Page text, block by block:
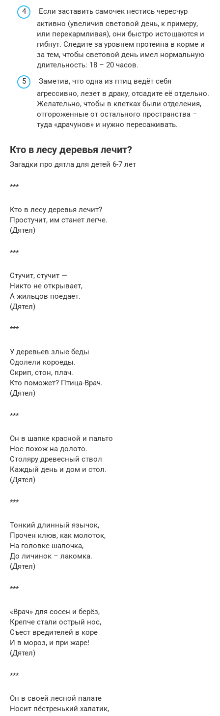
Если заставить самочек нестись чересчур
активно (увеличив световой день, к примеру,
или перекармливая), они быстро истощаются и
гибнут. Следите за уровнем протеина в корме и
за тем, чтобы световой день имел нормальную
длительность: 18 – 20 часов.
Заметив, что одна из птиц ведёт себя
агрессивно, лезет в драку, отсадите её отдельно.
Желательно, чтобы в клетках были отделения,
отгороженные от остального пространства –
туда «драчунов» и нужно пересаживать.
Кто в лесу деревья лечит?
Загадки про дятла для детей 6-7 лет
***
Кто в лесу деревья лечит?
Простучит, им станет легче.
(Дятел)
***
Стучит, стучит —
Никто не открывает,
А жильцов поедает.
(Дятел)
***
У деревьев злые беды
Одолели короеды.
Скрип, стон, плач.
Кто поможет? Птица-Врач.
(Дятел)
***
Он в шапке красной и пальто
Нос похож на долото.
Столяру древесный ствол
Каждый день и дом и стол.
(Дятел)
***
Тонкий длинный язычок,
Прочен клюв, как молоток,
На головке шапочка,
До личинок – лакомка.
(Дятел)
***
«Врач» для сосен и берёз,
Крепче стали острый нос,
Съест вредителей в коре
И в мороз, и при жаре!
(Дятел)
***
Он в своей лесной палате
Носит пёстренький халатик,